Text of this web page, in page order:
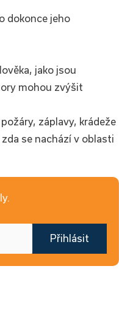
dokonce jeho
jako jsou
mohou zvýšit
záplavy, krádeže
se nachází v oblasti
Přihlásit